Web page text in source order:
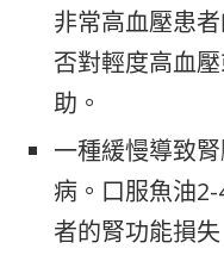
非常高血壓患
否對輕度高血
助。
一種緩慢導致
病。口服魚油
者的腎功能損